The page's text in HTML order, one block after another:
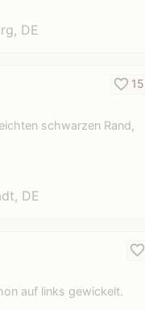
DE
schwarzen Rand,
favorite_border 15
DE
auf links gewickelt.
favorite_border